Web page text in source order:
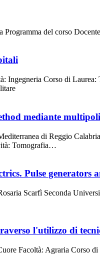
del corso
Ingegneria Corso di
mediante
di Reggio
Tomografia…
Pulse generators
Scarfì Seconda
l'utilizzo di
Facoltà: Agraria Corso